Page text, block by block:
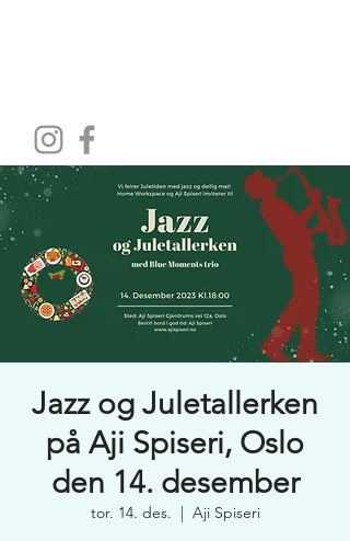
Jazz og Juletallerken
på Aji Spiseri, Oslo
den 14. desember
tor. 14. des.
  |
Aji Spiseri